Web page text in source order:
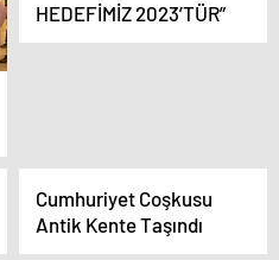
HEDEFİMİZ 2023’TÜR”
Cumhuriyet Coşkusu
Antik Kente Taşındı